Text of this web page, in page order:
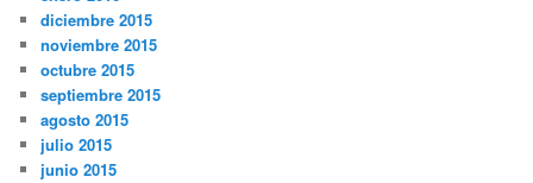
diciembre 2015
noviembre 2015
octubre 2015
septiembre 2015
agosto 2015
julio 2015
junio 2015